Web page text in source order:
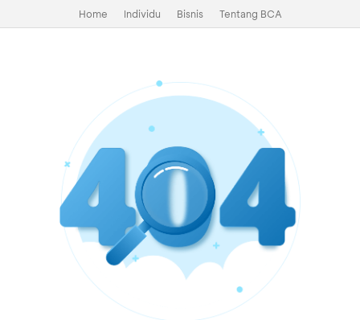
Home Individu Bisnis Tentang BCA